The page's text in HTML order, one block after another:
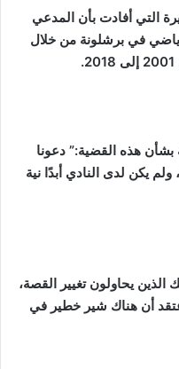
التي أفادت بأن المدعي
في برشلونة من خلال
هذه القضية:” دعونا
يكن لدى النادي أبدًا نية
يحاولون تغيير القصة،
أن هناك شير خطير في